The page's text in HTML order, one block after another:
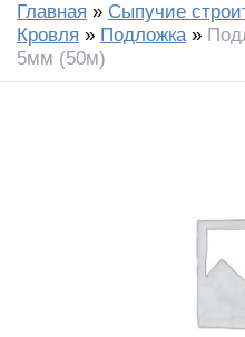
Главная » Сыпучие
Кровля » Подложка»
5мм (50м)